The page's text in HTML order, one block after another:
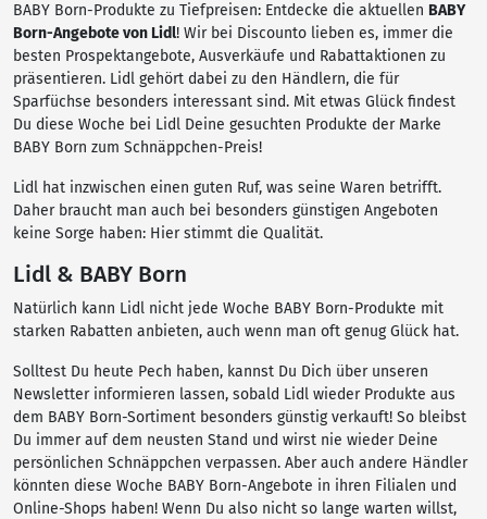
BABY Born-Produkte zu Tiefpreisen: Entdecke die aktuellen BABY
Born-Angebote von Lidl! Wir bei Discounto lieben es, immer die
besten Prospektangebote, Ausverkäufe und Rabattaktionen zu
präsentieren. Lidl gehört dabei zu den Händlern, die für
Sparfüchse besonders interessant sind. Mit etwas Glück findest
Du diese Woche bei Lidl Deine gesuchten Produkte der Marke
BABY Born zum Schnäppchen-Preis!
Lidl hat inzwischen einen guten Ruf, was seine Waren betrifft.
Daher braucht man auch bei besonders günstigen Angeboten
keine Sorge haben: Hier stimmt die Qualität.
Lidl & BABY Born
Natürlich kann Lidl nicht jede Woche BABY Born-Produkte mit
starken Rabatten anbieten, auch wenn man oft genug Glück hat.
Solltest Du heute Pech haben, kannst Du Dich über unseren
Newsletter informieren lassen, sobald Lidl wieder Produkte aus
dem BABY Born-Sortiment besonders günstig verkauft! So bleibst
Du immer auf dem neusten Stand und wirst nie wieder Deine
persönlichen Schnäppchen verpassen. Aber auch andere Händler
könnten diese Woche BABY Born-Angebote in ihren Filialen und
Online-Shops haben! Wenn Du also nicht so lange warten willst,